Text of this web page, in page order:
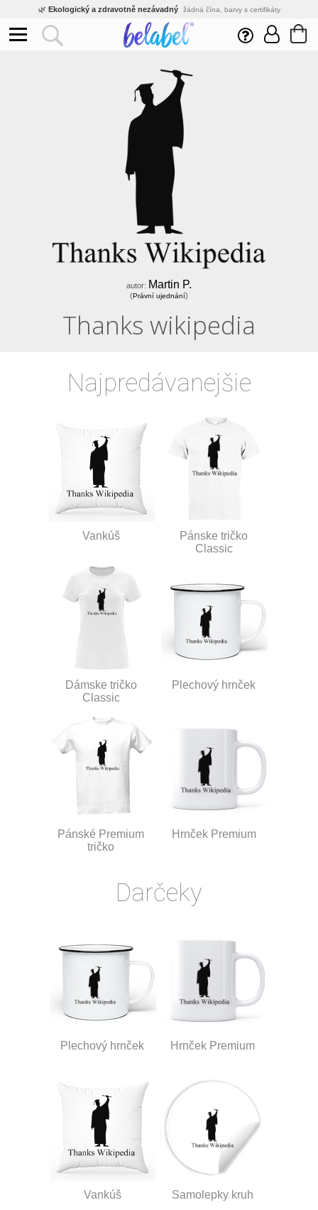
🌿 Ekologický a zdravotně nezávadný žádná čína, barvy s certifikáty
Inovativní výroba vlastní vývoj, nejnovější technologie
Rychlé dodání expedujeme do 24h
jsme přímý výrobce, žádný zprostředkovatel
Eshop s tradicí od roku 2010 tisíce spokojených zákazníků
autor: Martin P.
(Právní ujednání)
Thanks wikipedia
Najpredávanejšie
Vankúš
Pánske tričko
Classic
Dámske tričko
Classic
Plechový hrnček
Pánské Premium
tričko
Hrnček Premium
Darčeky
Plechový hrnček Hrnček Premium
Vankúš Samolepky kruh